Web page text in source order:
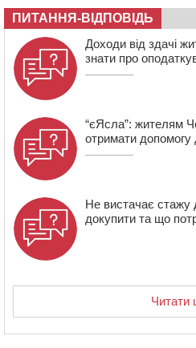
05 СЕРПНЯ 2026, СЕРЕДА
20:28 Наступні два дні на
африканського “пекла”
ПИТАННЯ-ВІДПОВІДЬ
Доходи від здачі
знати про
“єЯсла”: жителям
отримати
Не вистачає стажу
докупити та що
Читати